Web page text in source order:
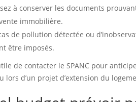
à conserver les documents
immobilière.
de pollution détectée ou
être imposés.
de contacter le SPANC pour
lors d’un projet d’extension du